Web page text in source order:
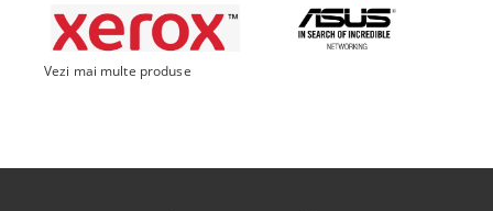
Vezi mai multe produse